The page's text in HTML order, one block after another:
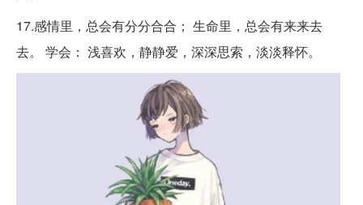
17.感情里，总会有分分合合； 生命里，总会有来来去
去。 学会： 浅喜欢，静静爱，深深思索，淡淡释怀。